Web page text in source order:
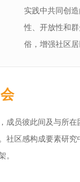
实践中共同创
性、开放性和
俗，增强社区
成员彼此间及与所
社区感构成要素研
。